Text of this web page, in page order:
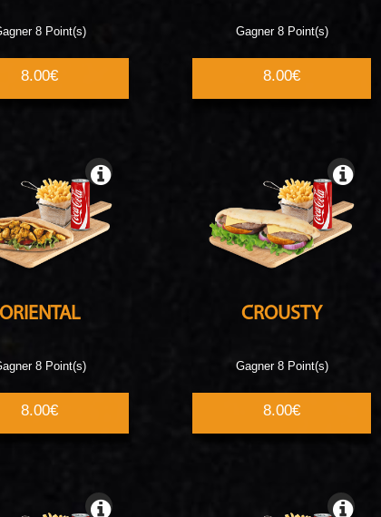
8 Point(s)
8.00€
Gagner 8 Point(s)
8.00€
ORIENTAL
8 Point(s)
8.00€
CROUSTY
Gagner 8 Point(s)
8.00€